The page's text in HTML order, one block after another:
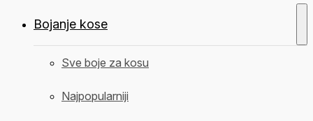
Bojanje kose
Sve boje za kosu
Najpopularniji